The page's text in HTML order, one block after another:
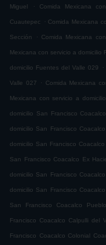
Miguel . Comida Mexicana
Cuautepec . Comida Mexicana
Sección . Comida Mexicana
Mexicana con servicio a domicilio
domicilio Fuentes del Valle 029 .
Valle 027 . Comida Mexicana
Mexicana con servicio a
domicilio San Francisco
domicilio San Francisco
domicilio San Francisco Coacalco
San Francisco Coacalco Ex
domicilio San Francisco
domicilio San Francisco
San Francisco Coacalco Pueblo
Francisco Coacalco Calpulli del
Francisco Coacalco Colonial